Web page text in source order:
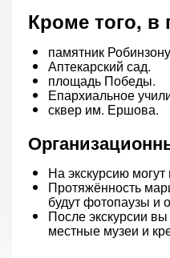
Кроме того, в
памятник
Аптекарский сад.
площадь Победы.
Епархиальное
сквер им. Ершова.
На экскурсию могут
Протяжённость
будут фотопаузы и
После экскурсии
местные музеи и